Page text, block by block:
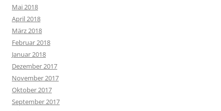
Mai 2018
April 2018
März 2018
Februar 2018
Januar 2018
Dezember 2017
November 2017
Oktober 2017
September 2017